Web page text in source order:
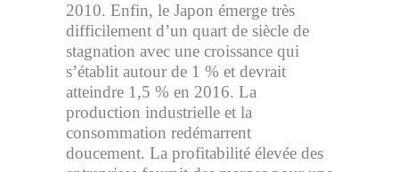
2010. Enfin, le Japon émerge très
difficilement d’un quart de siècle de
stagnation avec une croissance qui
s’établit autour de 1 % et devrait
atteindre 1,5 % en 2016. La
production industrielle et la
consommation redémarrent
doucement. La profitabilité élevée des